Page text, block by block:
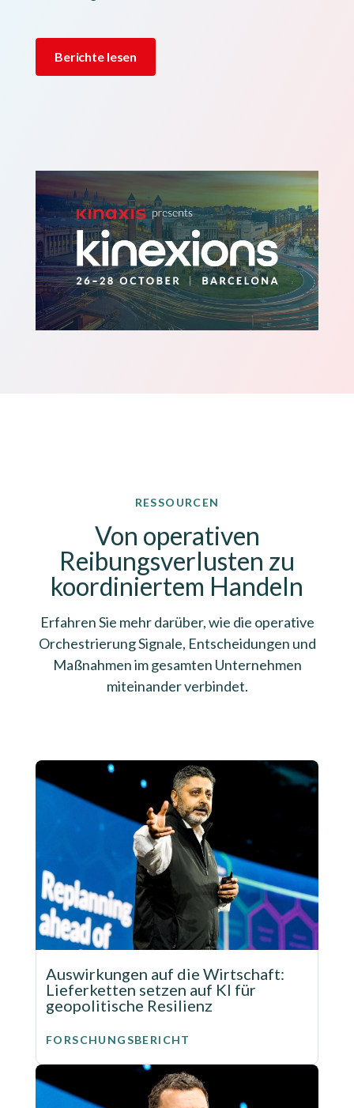
Berichte lesen
RESSOURCEN
Von operativen
Reibungsverlusten zu
koordiniertem Handeln
Erfahren Sie mehr darüber, wie die operative
Orchestrierung Signale, Entscheidungen und
Maßnahmen im gesamten Unternehmen
miteinander verbindet.
Auswirkungen auf die Wirtschaft:
Lieferketten setzen auf KI für
geopolitische Resilienz
FORSCHUNGSBERICHT